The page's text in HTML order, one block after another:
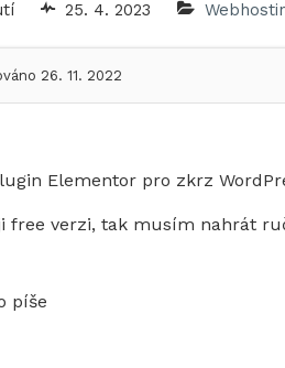
25. 4. 2023
26. 11. 2022
Elementor pro zkrz
free verzi, tak musím nahrát
píše